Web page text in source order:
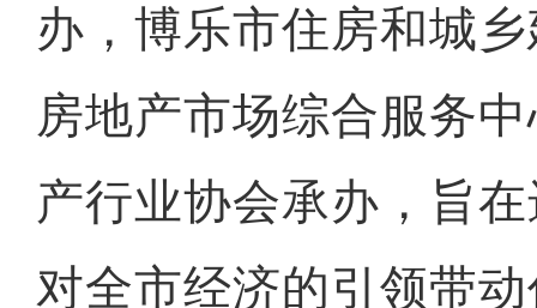
办，博乐市住房和城
房地产市场综合服务
产行业协会承办，旨
对全市经济的引领带